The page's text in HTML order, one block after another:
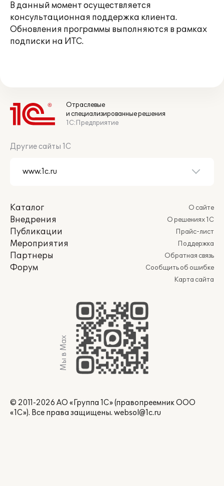
В данный момент осуществляется
консультационная поддержка клиента.
Обновления программы выполняются в рамках
подписки на ИТС.
Отраслевые
и специализированные решения
1С:Предприятие
Другие сайты 1С
Каталог
Внедрения
Публикации
Мероприятия
Партнеры
Форум
О сайте
О решениях 1С
Прайс-лист
Поддержка
Обратная связь
Сообщить об ошибке
Карта сайта
Мы в Max
© 2011-2026 АО «Группа 1С» (правопреемник ООО
«1С»). Все права защищены. websol@1c.ru